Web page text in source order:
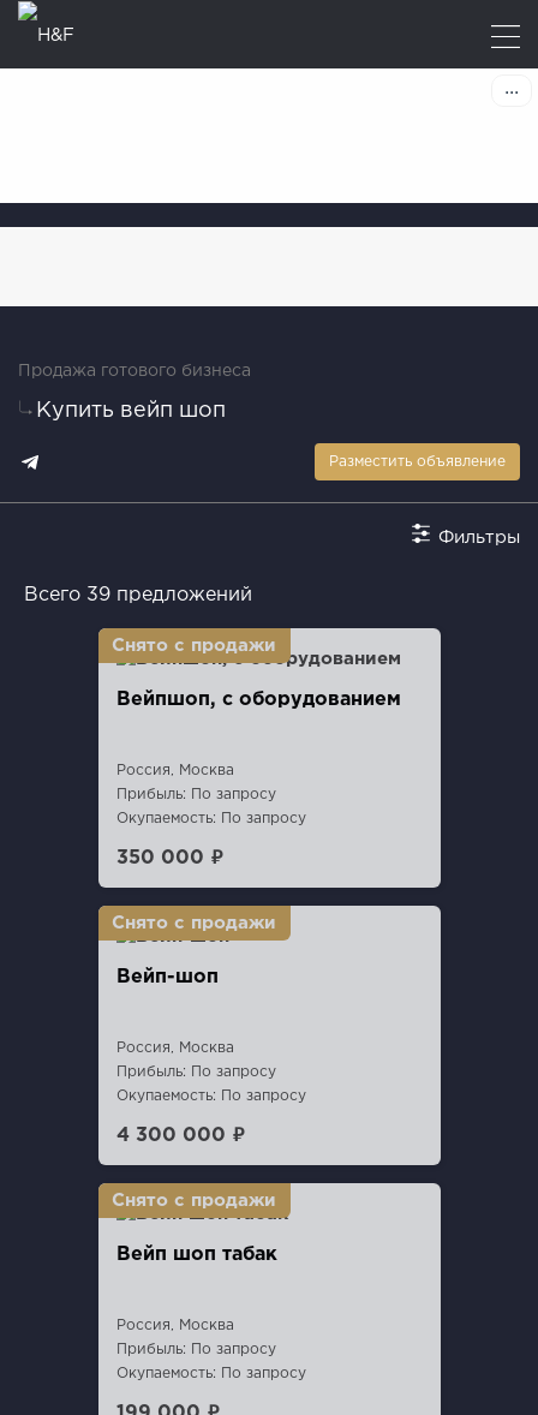
Продажа готового бизнеса
Купить вейп шоп
Разместить объявление
Фильтры
Всего 39 предложений
Вейпшоп, с оборудованием
Россия, Москва
Прибыль: По запросу
Окупаемость: По запросу
350 000 ₽
Вейп-шоп
Россия, Москва
Прибыль: По запросу
Окупаемость: По запросу
4 300 000 ₽
Вейп шоп табак
Россия, Москва
Прибыль: По запросу
Окупаемость: По запросу